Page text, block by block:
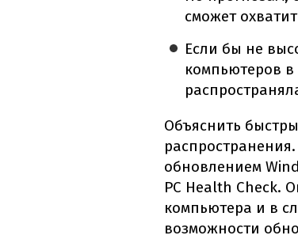
сможет
Если бы не
компьютеров в
Объяснить
обновлением
PC Health Check.
компьютера и в
возможности